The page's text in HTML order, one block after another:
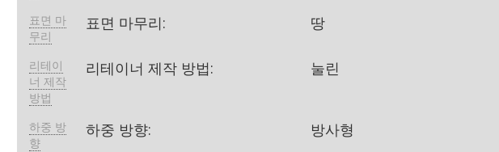
표면 마
무리
표면 마무리: 땅
리테이
너 제작
방법
리테이너 제작 방법: 눌린
하중 방
향
하중 방향: 방사형